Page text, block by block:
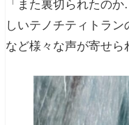
「また裏切られたの
しいテノチティトラ
など様々な声が寄せら